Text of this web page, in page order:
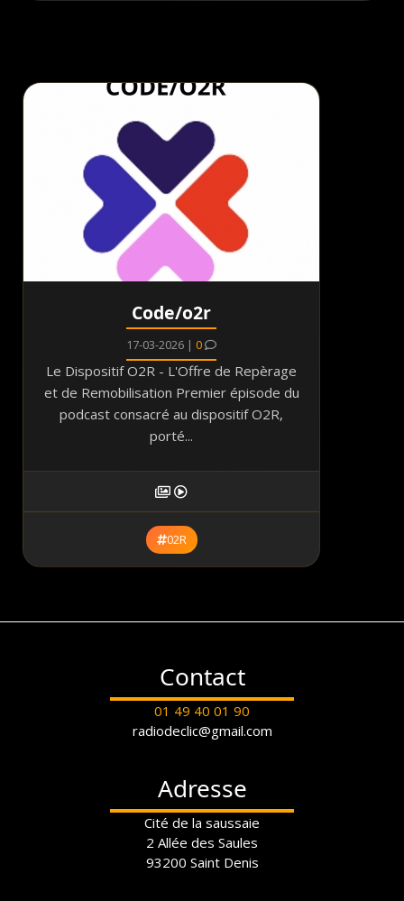
Code/o2r
17-03-2026 | 0
Le Dispositif O2R - L'Offre de Repèrage
et de Remobilisation Premier épisode du
podcast consacré au dispositif O2R,
porté...
02R
Contact
01 49 40 01 90
radiodeclic@gmail.com
Adresse
Cité de la saussaie
2 Allée des Saules
93200 Saint Denis